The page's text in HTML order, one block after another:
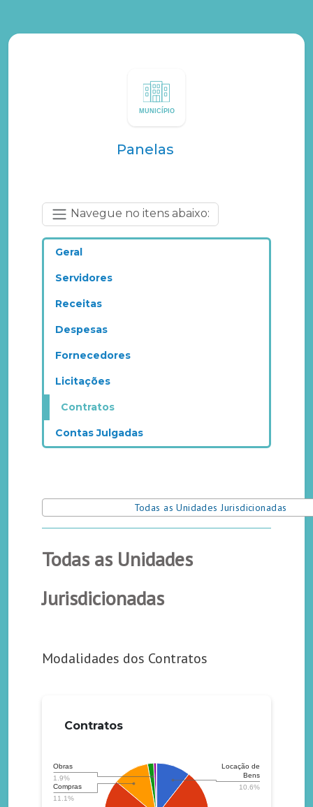
Panelas
Navegue no itens abaixo:
Geral
Servidores
Receitas
Despesas
Fornecedores
Licitações
Contratos
Contas Julgadas
Todas as Unidades Jurisdicionadas
Todas as Unidades
Jurisdicionadas
Modalidades dos Contratos
Contratos
Locação de
Bens
10.6%
Compras
11.1%
Obras
1.9%